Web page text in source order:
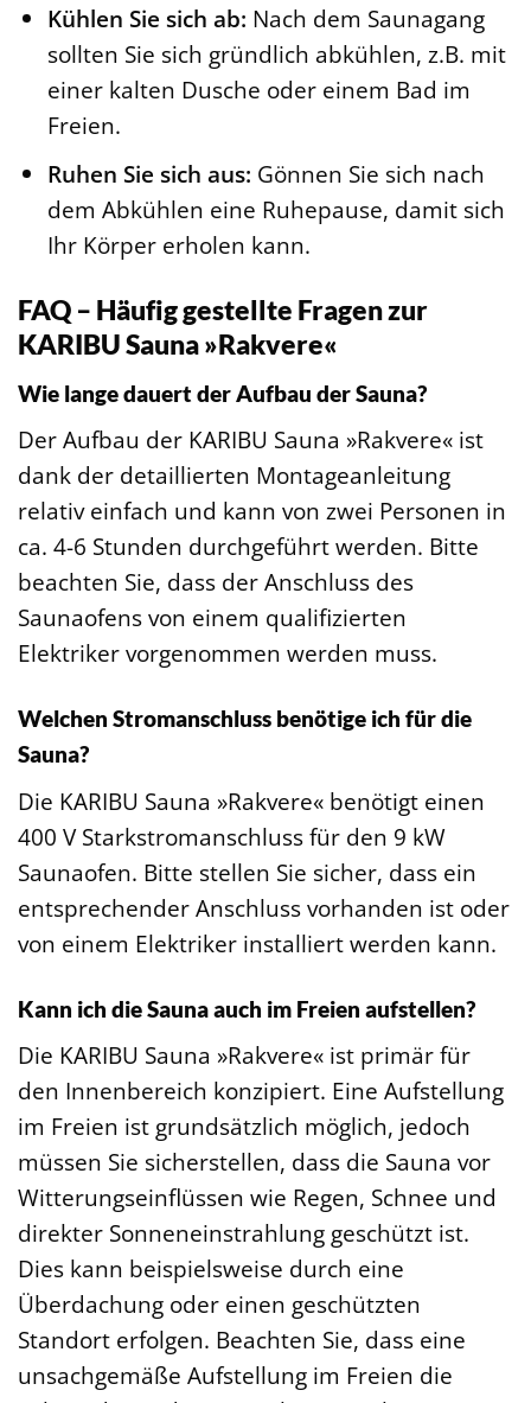
Kühlen Sie sich ab: Nach dem Saunagang
sollten Sie sich gründlich abkühlen, z.B. mit
einer kalten Dusche oder einem Bad im
Freien.
Ruhen Sie sich aus: Gönnen Sie sich nach
dem Abkühlen eine Ruhepause, damit sich
Ihr Körper erholen kann.
FAQ – Häufig gestellte Fragen zur
KARIBU Sauna »Rakvere«
Wie lange dauert der Aufbau der Sauna?
Der Aufbau der KARIBU Sauna »Rakvere« ist
dank der detaillierten Montageanleitung
relativ einfach und kann von zwei Personen in
ca. 4-6 Stunden durchgeführt werden. Bitte
beachten Sie, dass der Anschluss des
Saunaofens von einem qualifizierten
Elektriker vorgenommen werden muss.
Welchen Stromanschluss benötige ich für die
Sauna?
Die KARIBU Sauna »Rakvere« benötigt einen
400 V Starkstromanschluss für den 9 kW
Saunaofen. Bitte stellen Sie sicher, dass ein
entsprechender Anschluss vorhanden ist oder
von einem Elektriker installiert werden kann.
Kann ich die Sauna auch im Freien aufstellen?
Die KARIBU Sauna »Rakvere« ist primär für
den Innenbereich konzipiert. Eine Aufstellung
im Freien ist grundsätzlich möglich, jedoch
müssen Sie sicherstellen, dass die Sauna vor
Witterungseinflüssen wie Regen, Schnee und
direkter Sonneneinstrahlung geschützt ist.
Dies kann beispielsweise durch eine
Überdachung oder einen geschützten
Standort erfolgen. Beachten Sie, dass eine
unsachgemäße Aufstellung im Freien die